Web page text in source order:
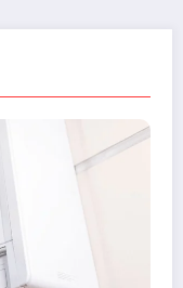
KLIMA NORTH